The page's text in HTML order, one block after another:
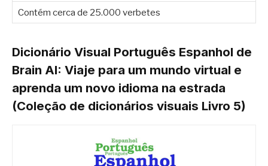
Contém cerca de 25.000 verbetes
Dicionário Visual Português Espanhol de
Brain AI: Viaje para um mundo virtual e
aprenda um novo idioma na estrada
(Coleção de dicionários visuais Livro 5)